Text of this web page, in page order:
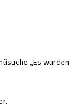
„Es wurden